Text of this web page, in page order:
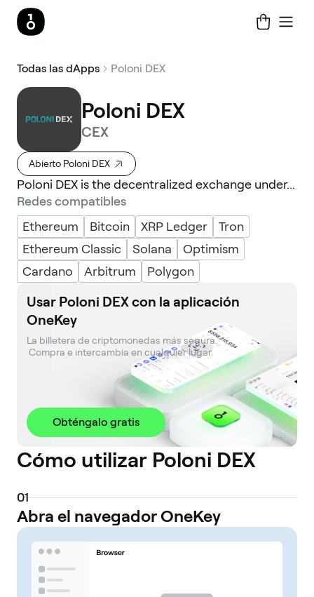
Todas las dApps Poloni DEX
Poloni DEX
CEX
Abierto Poloni DEX
Poloni DEX is the decentralized exchange under...
Redes compatibles
Ethereum
Bitcoin XRP Ledger
Tron
Ethereum Classic
Solana
Optimism
Cardano
Arbitrum Polygon
Usar Poloni DEX con la aplicación
OneKey
La billetera de criptomonedas más segura.
Compra e intercambia en cualquier lugar.
Obténgalo gratis
Cómo utilizar Poloni DEX
01
Abra el navegador OneKey